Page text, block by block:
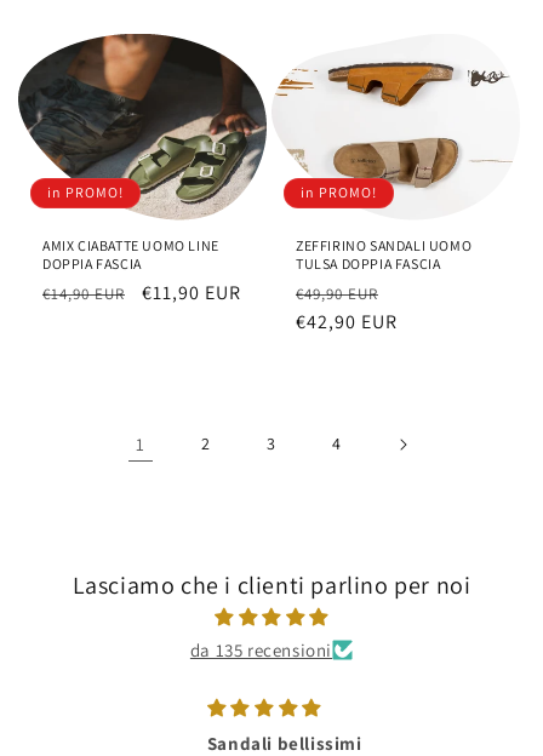
in PROMO!
AMIX CIABATTE UOMO LINE
DOPPIA FASCIA
Prezzo
€14,90 EUR
Prezzo
€11,90 EUR
in PROMO!
ZEFFIRINO SANDALI UOMO
TULSA DOPPIA FASCIA
Prezzo
di
€49,90 EUR
scontato
€42,90 EUR
1 2 3 4
Lasciamo che i clienti parlino per noi
da 135 recensioni
Sandali bellissimi